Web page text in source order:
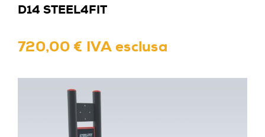
D14 STEEL4FIT
720,00 € IVA esclusa